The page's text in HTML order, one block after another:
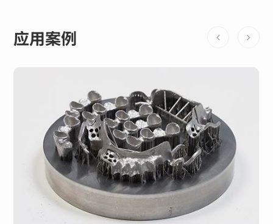
应用案例